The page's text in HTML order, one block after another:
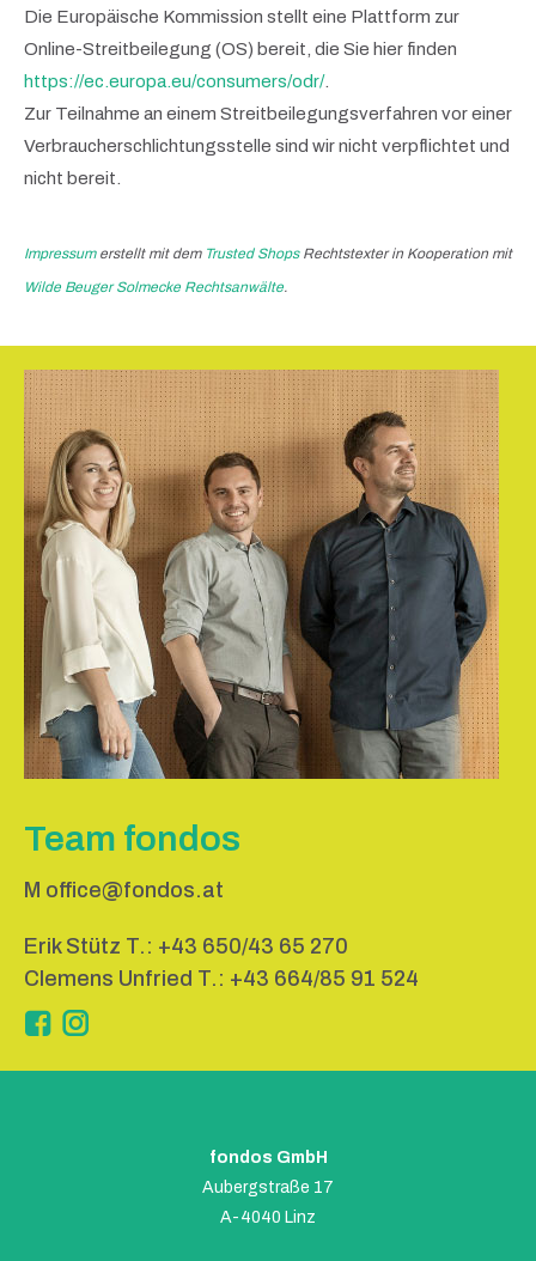
Die Europäische Kommission stellt eine Plattform zur
Online-Streitbeilegung (OS) bereit, die Sie hier finden
https://ec.europa.eu/consumers/odr/.
Zur Teilnahme an einem Streitbeilegungsverfahren vor einer
Verbraucherschlichtungsstelle sind wir nicht verpflichtet und
nicht bereit.
Impressumerstellt mit dem Trusted ShopsRechtstexter in Kooperation mit
Wilde Beuger Solmecke Rechtsanwälte.
Team fondos
M office@fondos.at
Erik Stütz T.: +43 650/43 65 270
Clemens Unfried T.: +43 664/85 91 524
Instagram
fondos GmbH
Aubergstraße 17
A-4040 Linz